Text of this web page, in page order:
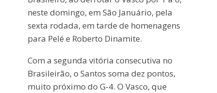
neste domingo, em São Januário, pela
sexta rodada, em tarde de homenagens
para Pelé e Roberto Dinamite.
Com a segunda vitória consecutiva no
Brasileirão, o Santos soma dez pontos,
muito próximo do G-4. O Vasco, que